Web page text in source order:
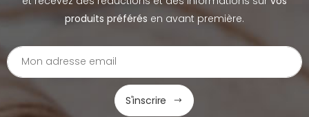
produits préférés en avant première.
S'inscrire